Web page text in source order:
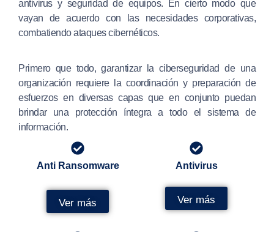
antivirus y seguridad de equipos.
En cierto modo que
vayan de acuerdo con las necesidades corporativas,
combatiendo ataques cibernéticos.
Primero que todo, garantizar la ciberseguridad de una
organización requiere la coordinación y preparación de
esfuerzos en diversas capas que en conjunto puedan
brindar una protección íntegra a todo el sistema de
información.
Anti Ransomware
Ver más
Antivirus
Ver más